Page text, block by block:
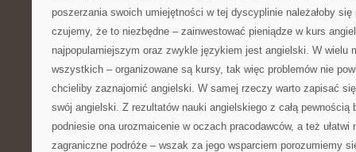
poszerzania swoich umiejętności w tej dyscyplinie należałoby się
czujemy, że to niezbędne – zainwestować pieniądze w kurs
najpopularniejszym oraz zwykle językiem jest angielski. W wielu
wszystkich – organizowane są kursy, tak więc problemów nie
chcieliby zaznajomić angielski. W samej rzeczy warto zapisać
swój angielski. Z rezultatów nauki angielskiego z całą pewnością
podniesie ona urozmaicenie w oczach pracodawców, a też
zagraniczne podróże – wszak za jego wsparciem porozumiemy